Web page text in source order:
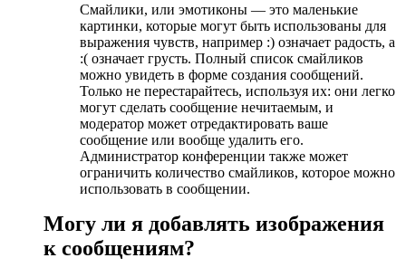
Смайлики, или эмотиконы — это маленькие
картинки, которые могут быть использованы для
выражения чувств, например :) означает радость, а
:( означает грусть. Полный список смайликов
можно увидеть в форме создания сообщений.
Только не перестарайтесь, используя их: они легко
могут сделать сообщение нечитаемым, и
модератор может отредактировать ваше
сообщение или вообще удалить его.
Администратор конференции также может
ограничить количество смайликов, которое можно
использовать в сообщении.
Могу ли я добавлять изображения
к сообщениям?